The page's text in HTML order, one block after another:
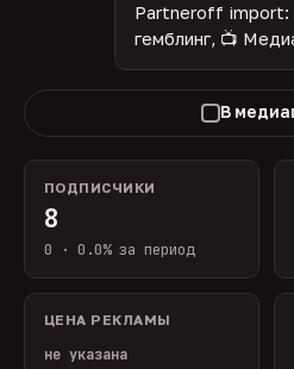
Partneroff import:
гемблинг, 📺
В
ПОДПИСЧИКИ
8
0 · 0.0% за период
ЦЕНА РЕКЛАМЫ
не указана